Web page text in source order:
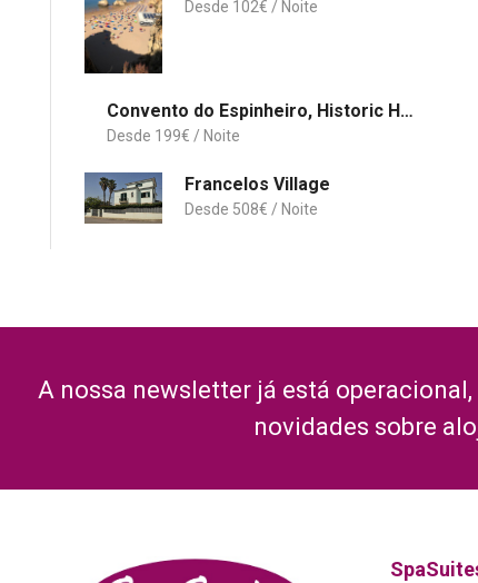
102€
Convento do Espinheiro, Historic Hotel & Spa
199€
Francelos Village
508€
A nossa newsletter já está
novidades sobre